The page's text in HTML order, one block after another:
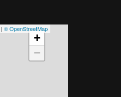
+
−
| © OpenStreetMap